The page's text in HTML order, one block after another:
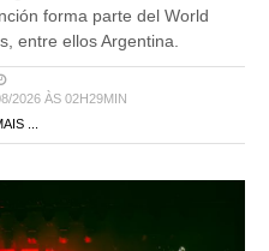
forma parte del World
entre ellos Argentina.
2026 ÀS 02H29MIN
...